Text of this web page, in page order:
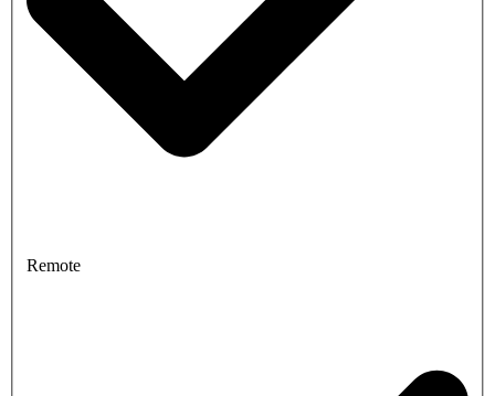
Remote